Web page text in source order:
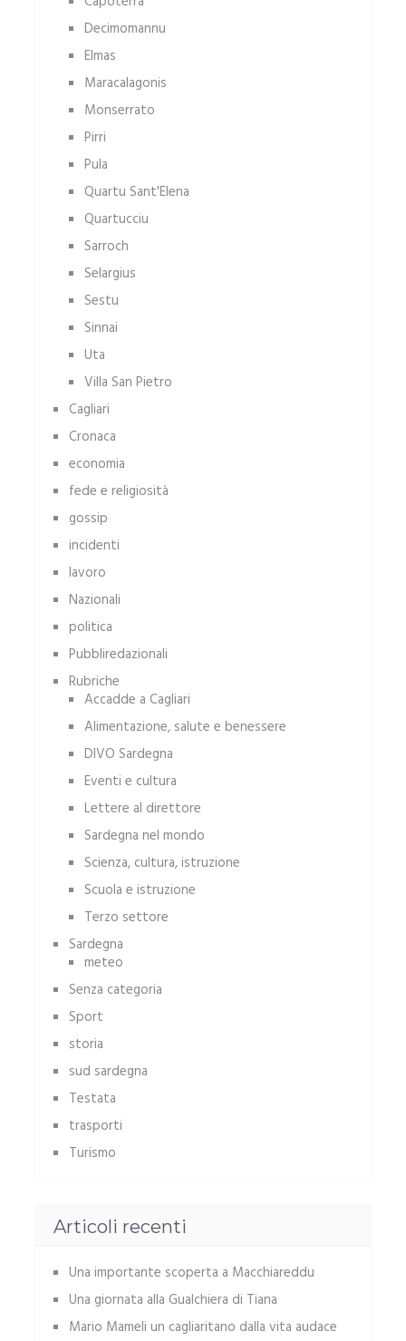
Decimomannu
Elmas
Maracalagonis
Monserrato
Pirri
Pula
Quartu Sant'Elena
Quartucciu
Sarroch
Selargius
Sestu
Sinnai
Uta
Villa San Pietro
Cagliari
Cronaca
economia
fede e religiosità
gossip
incidenti
lavoro
Nazionali
politica
Pubbliredazionali
Rubriche
Accadde a Cagliari
Alimentazione, salute e benessere
DIVO Sardegna
Eventi e cultura
Lettere al direttore
Sardegna nel mondo
Scienza, cultura, istruzione
Scuola e istruzione
Terzo settore
Sardegna
meteo
Senza categoria
Sport
storia
sud sardegna
Testata
trasporti
Turismo
Articoli recenti
Una importante scoperta a Macchiareddu
Una giornata alla Gualchiera di Tiana
Mario Mameli un cagliaritano dalla vita audace